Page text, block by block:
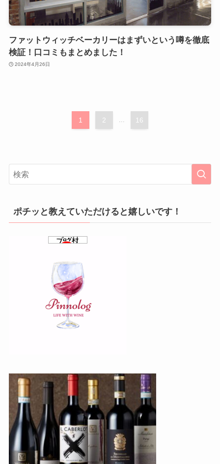
ファットウィッチベーカリーはまずいという噂を徹底
検証！口コミもまとめました！
2024年4月26日
1 2 ... 16
ポチッと教えていただけると嬉しいです！